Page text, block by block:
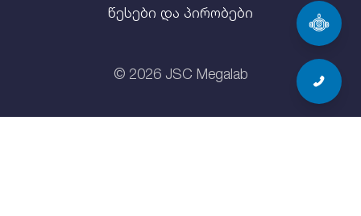
წესები და პირობები
© 2026JSC Megalab